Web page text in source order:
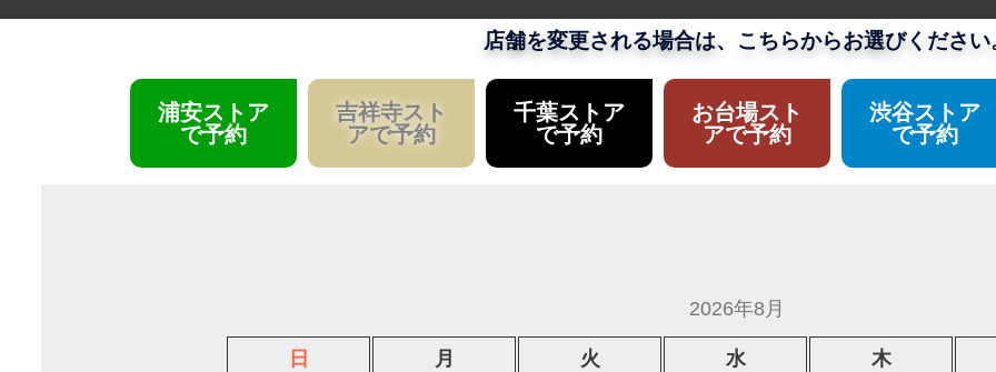
店舗を変更される場合は、こちらからお選びください
浦安ストア
で予約
吉祥寺スト
アで予約
千葉ストア
で予約
お台場スト
アで予約
渋谷ストア
で予約
2026年8月
日 月 火 水 木